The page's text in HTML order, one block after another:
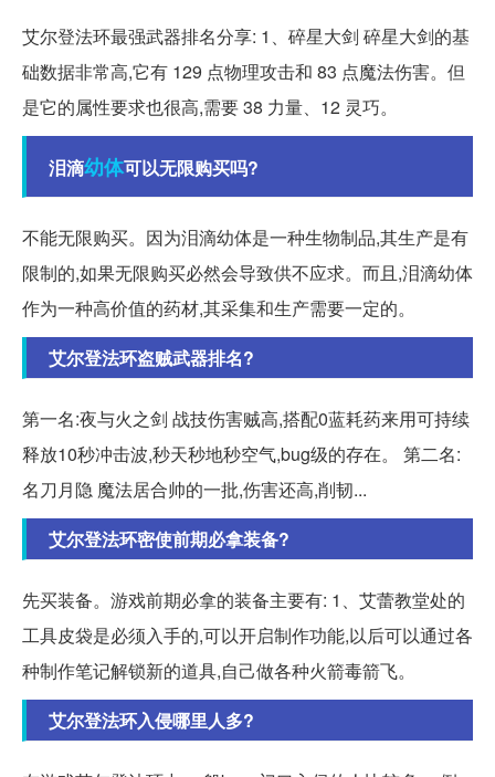
艾尔登法环最强武器排名分享: 1、碎星大剑 碎星大剑的基
础数据非常高,它有 129 点物理攻击和 83 点魔法伤害。但
是它的属性要求也很高,需要 38 力量、12 灵巧。
泪滴幼体可以无限购买吗?
不能无限购买。因为泪滴幼体是一种生物制品,其生产是有
限制的,如果无限购买必然会导致供不应求。而且,泪滴幼体
作为一种高价值的药材,其采集和生产需要一定的。
艾尔登法环盗贼武器排名?
第一名:夜与火之剑 战技伤害贼高,搭配0蓝耗药来用可持续
释放10秒冲击波,秒天秒地秒空气,bug级的存在。 第二名:
名刀月隐 魔法居合帅的一批,伤害还高,削韧...
艾尔登法环密使前期必拿装备?
先买装备。游戏前期必拿的装备主要有: 1、艾蕾教堂处的
工具皮袋是必须入手的,可以开启制作功能,以后可以通过各
种制作笔记解锁新的道具,自己做各种火箭毒箭飞。
艾尔登法环入侵哪里人多?